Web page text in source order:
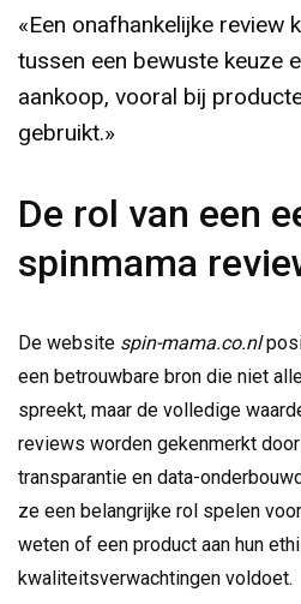
«Een onafhankelijke review
tussen een bewuste keuze
aankoop, vooral bij
gebruikt.»
De rol van een
spinmama
De website spin-mama.co.nl
een betrouwbare bron die niet
spreekt, maar de volledige
reviews worden gekenmerkt
transparantie en data-
ze een belangrijke rol spelen
weten of een product aan hun
kwaliteitsverwachtingen voldoet.